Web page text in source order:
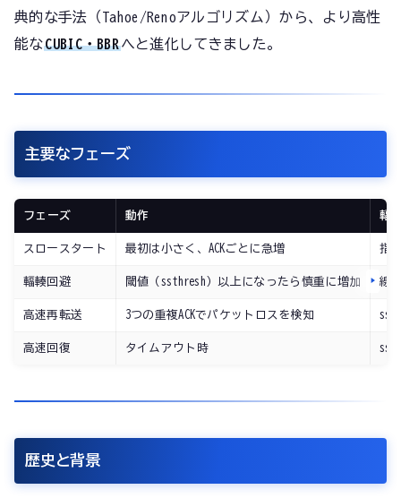
典的な手法（Tahoe/Renoアルゴリズム）から、より高性
能なCUBIC・BBRへと進化してきました。
主要なフェーズ
フェーズ 動作 輻
スロースタート 最初は小さく、ACKごとに急増 指
輻輳回避 閾値（ssthresh）以上になったら慎重に増加 線
高速再転送 3つの重複ACKでパケットロスを検知
高速回復 タイムアウト時
歴史と背景